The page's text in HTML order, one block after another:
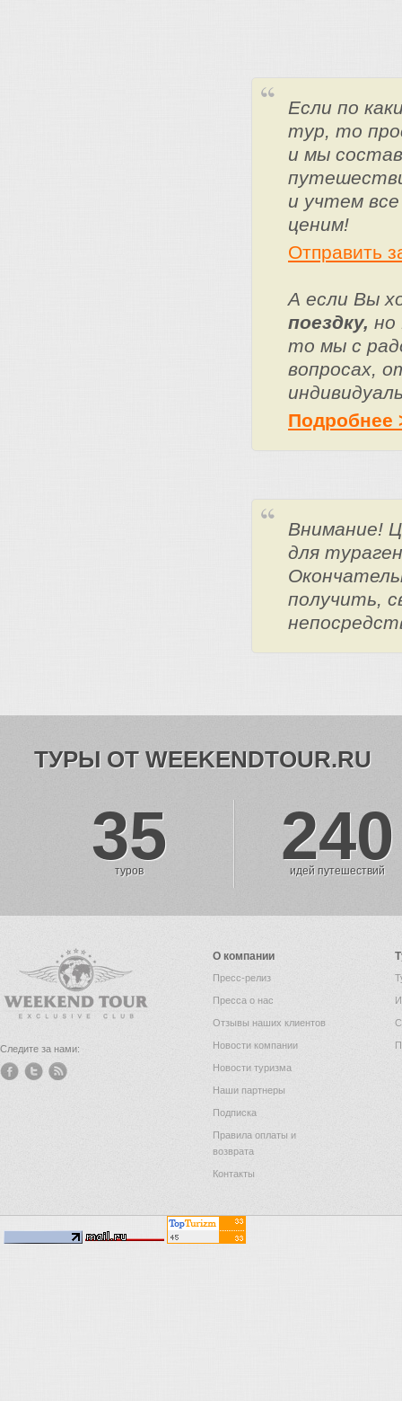
Если по
тур, то
и мы
и учтем
ценим!
Отправить
А если Вы
поездку, но
то мы с
вопросах,
Подробнее
Внимание!
для
получить,
ТУРЫ ОТ WEEKENDTOUR.RU
35
туров 240
идей путешествий
Следите за нами:
О компании
Пресс-релиз
Пресса о нас
Отзывы наших клиентов
Новости компании
Новости туризма
Наши партнеры
Подписка
Правила оплаты и
возврата
Контакты